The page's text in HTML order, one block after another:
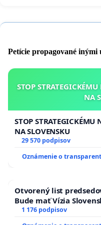
- dočasný a trvalý
bonitou v okrese
- lokálny vplyv na
- stroboskopický
- odhadzovanie ľadu
-problematická
rotoraz epoxidového
Petície propagované
STOP
NA
STOP STRATEGICKÉMU
NA SLOVENSKU
29 570 podpisov
Oznámenie o
Otvorený list
Bude mať Vízia
1 176 podpisov